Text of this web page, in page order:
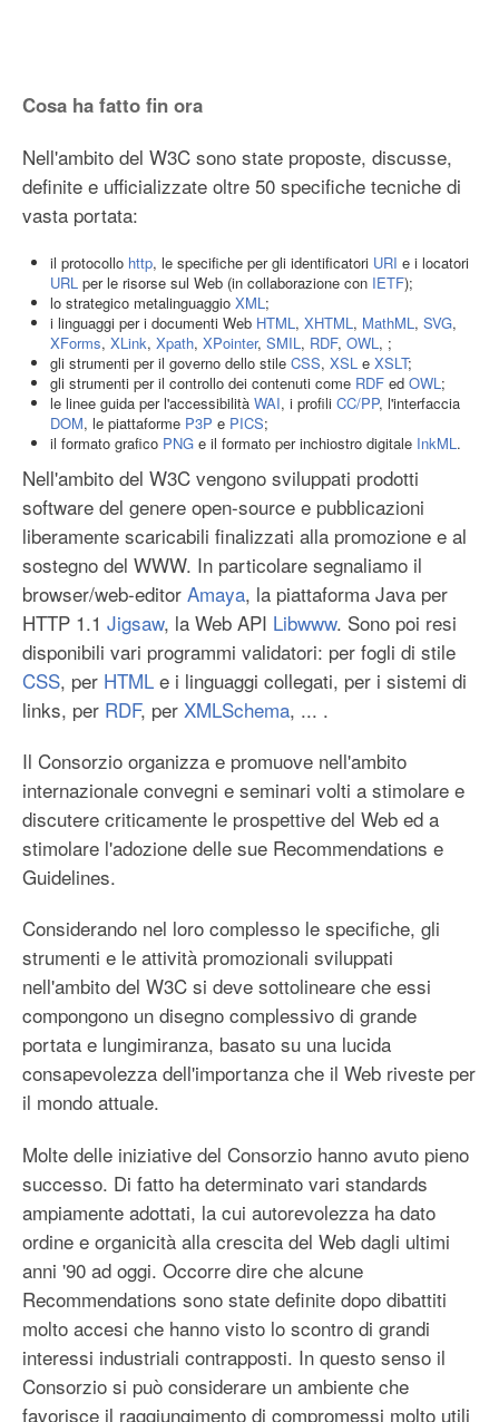
Cosa ha fatto fin ora
Nell'ambito del W3C sono state proposte, discusse,
definite e ufficializzate oltre 50 specifiche tecniche di
vasta portata:
il protocollo http, le specifiche per gli identificatori URI e i locatori
URL per le risorse sul Web (in collaborazione con IETF);
lo strategico metalinguaggio XML ;
i linguaggi per i documenti Web HTML , XHTML , MathML , SVG,
XForms, XLink, Xpath, XPointer, SMIL , RDF, OWL , ;
gli strumenti per il governo dello stile CSS, XSL e XSLT;
gli strumenti per il controllo dei contenuti come RDF ed OWL ;
le linee guida per l'accessibilità WAI, i profili CC/PP, l'interfaccia
DOM, le piattaforme P3P e PICS;
il formato grafico PNG e il formato per inchiostro digitale InkML .
Nell'ambito del W3C vengono sviluppati prodotti
software del genere open-source e pubblicazioni
liberamente scaricabili finalizzati alla promozione e al
sostegno del WWW. In particolare segnaliamo il
browser/web-editor Amaya, la piattaforma Java per
HTTP 1.1 Jigsaw, la Web API Libwww. Sono poi resi
disponibili vari programmi validatori: per fogli di stile
CSS, per HTML e i linguaggi collegati, per i sistemi di
links, per RDF, per XMLSchema, ... .
Il Consorzio organizza e promuove nell'ambito
internazionale convegni e seminari volti a stimolare e
discutere criticamente le prospettive del Web ed a
stimolare l'adozione delle sue Recommendations e
Guidelines.
Considerando nel loro complesso le specifiche, gli
strumenti e le attività promozionali sviluppati
nell'ambito del W3C si deve sottolineare che essi
compongono un disegno complessivo di grande
portata e lungimiranza, basato su una lucida
consapevolezza dell'importanza che il Web riveste per
il mondo attuale.
Molte delle iniziative del Consorzio hanno avuto pieno
successo. Di fatto ha determinato vari standards
ampiamente adottati, la cui autorevolezza ha dato
ordine e organicità alla crescita del Web dagli ultimi
anni '90 ad oggi. Occorre dire che alcune
Recommendations sono state definite dopo dibattiti
molto accesi che hanno visto lo scontro di grandi
interessi industriali contrapposti. In questo senso il
Consorzio si può considerare un ambiente che
favorisce il raggiungimento di compromessi molto utili